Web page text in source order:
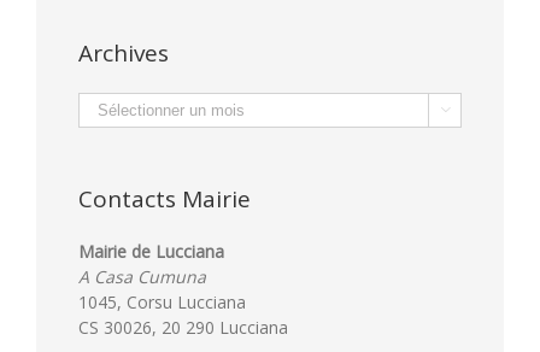
Archives
Archives 
Contacts Mairie
Mairie de Lucciana
A Casa Cumuna
1045, Corsu Lucciana
CS 30026, 20 290 Lucciana